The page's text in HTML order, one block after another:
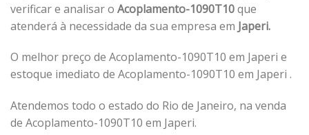
verificar e analisar o Acoplamento-1090T10que
atenderá à necessidade da sua empresa em Japeri.
O melhor preço de Acoplamento-1090T10 em Japeri e
estoque imediato de Acoplamento-1090T10 em Japeri .
Atendemos todo o estado do Rio de Janeiro, na venda
de Acoplamento-1090T10 em Japeri.